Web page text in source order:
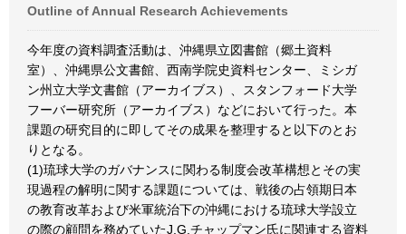
Outline of Annual Research Achievements
今年度の資料調査活動は、沖縄県立図書館（郷土資料
室）、沖縄県公文書館、西南学院史資料センター、ミシガ
ン州立大学文書館（アーカイブス）、スタンフォード大学
フーバー研究所（アーカイブス）などにおいて行った。本
課題の研究目的に即してその成果を整理すると以下のとお
りとなる。
(1)琉球大学のガバナンスに関わる制度会改革構想とその実
現過程の解明に関する課題については、戦後の占領期日本
の教育改革および米軍統治下の沖縄における琉球大学設立
の際の顧問を務めていたJ.G.チャップマン氏に関連する資料